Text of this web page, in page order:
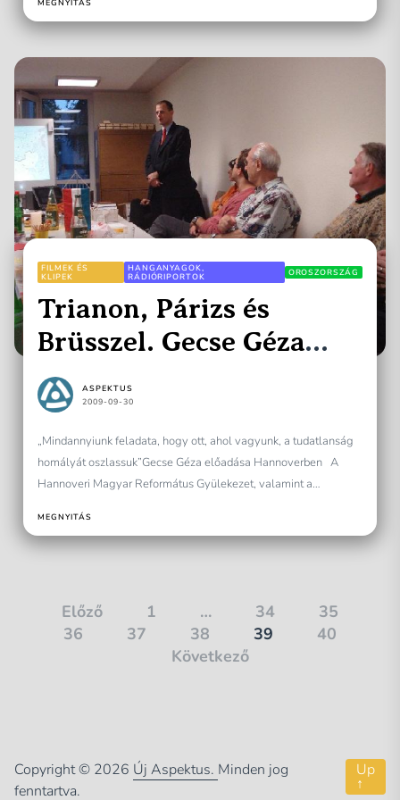
MEGNYITÁS
FILMEK ÉS
KLIPEK
HANGANYAGOK,
RÁDIÓRIPORTOK
OROSZORSZÁG
Trianon, Párizs és
Brüsszel. Gecse Géza
Hannoverben
ASPEKTUS
2009-09-30
„Mindannyiunk feladata, hogy ott, ahol vagyunk, a tudatlanság
homályát oszlassuk”Gecse Géza előadása Hannoverben A
Hannoveri Magyar Református Gyülekezet, valamint a
MEGNYITÁS
Bejegyzések
lapozása
Előző 1 … 34
35
36
37 38 39
40
Következő
Copyright © 2026 Új Aspektus. Minden jog
fenntartva.
Up
↑